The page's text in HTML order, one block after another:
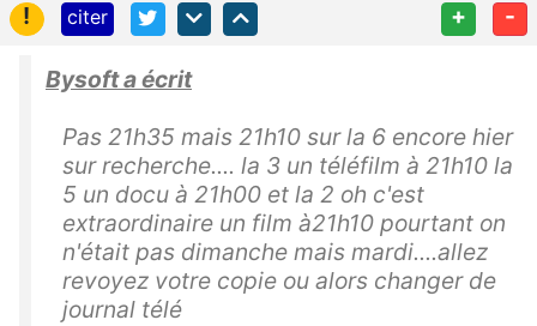
!
citer + -
Bysoft a écrit
Pas 21h35 mais 21h10 sur la 6 encore hier
sur recherche.... la 3 un téléfilm à 21h10 la
5 un docu à 21h00 et la 2 oh c'est
extraordinaire un film à21h10 pourtant on
n'était pas dimanche mais mardi....allez
revoyez votre copie ou alors changer de
journal télé